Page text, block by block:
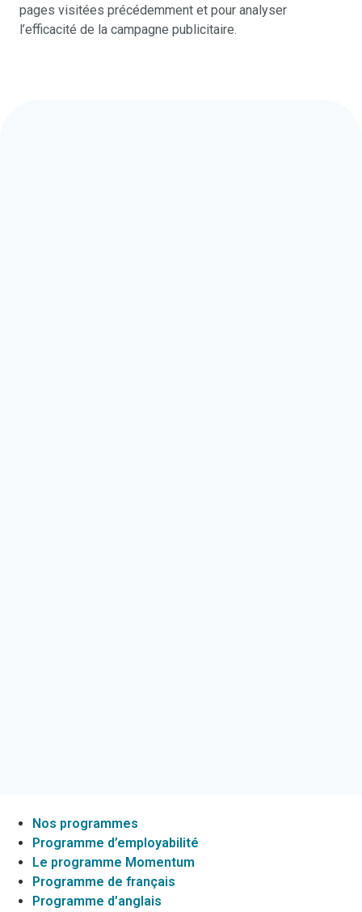
pages visitées précédemment et pour analyser
l’efficacité de la campagne publicitaire.
Nos programmes
Programme d’employabilité
Le programme Momentum
Programme de français
Programme d’anglais